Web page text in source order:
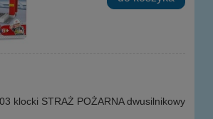
klocki STRAŻ POŻARNA dwusilnikowy